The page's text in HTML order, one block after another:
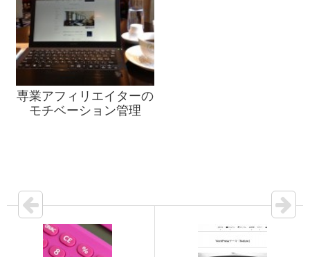
専業アフィリエイターの
モチベーション管理